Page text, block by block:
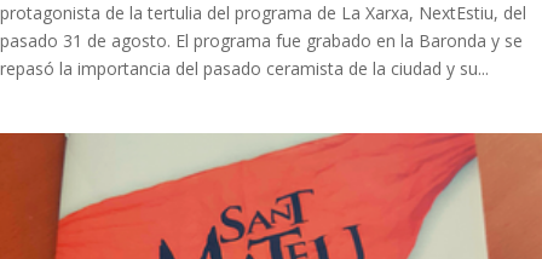
protagonista de la tertulia del programa de La Xarxa, NextEstiu, del
pasado 31 de agosto. El programa fue grabado en la Baronda y se
repasó la importancia del pasado ceramista de la ciudad y su...